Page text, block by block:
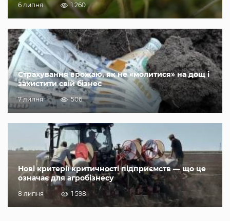
6 липня 1 260
Страхування врожаю, як не «молитися» на дощ і
захистити свій бізнес
7 липня 506
Нові критерії критичності підприємств — що це
означає для агробізнесу
8 липня 1 598